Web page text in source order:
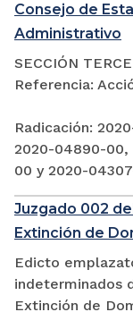
Consejo de
Administrativo
SECCIÓN
Referencia:
Radicación:
2020-04890-00,
00 y 2020-
Juzgado 002
Extinción de
Edicto
indeterminados
Extinción de